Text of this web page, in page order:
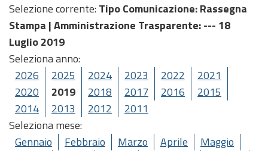
Selezione corrente: Tipo Comunicazione: Rassegna
Stampa |Amministrazione Trasparente: --- 18
Luglio 2019
Seleziona anno:
2026
2025 2024 2023 2022
2021
2020
2019 2018 2017 2016
2015
2014
2013 2012
2011
Seleziona mese:
Gennaio
Febbraio Marzo Aprile
Maggio